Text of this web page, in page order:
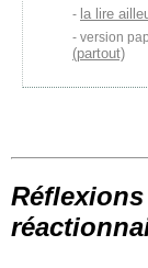
la lire
version
(partout)